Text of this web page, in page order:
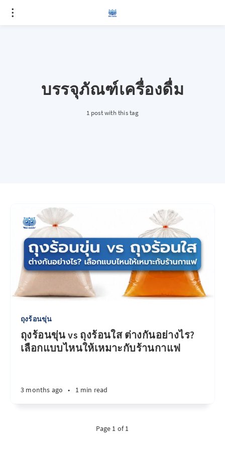
บรรจุภัณฑ์เครื่องดื่ม
1 post with this tag
ถุงร้อนขุ่น
ถุงร้อนขุ่น vs ถุงร้อนใส ต่างกันอย่างไร?
เลือกแบบไหนให้เหมาะกับร้านกาแฟ
3 months ago • 1 min read
Page 1 of 1